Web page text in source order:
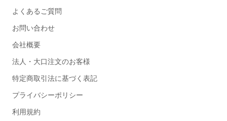
よくあるご質問
お問い合わせ
会社概要
法人・大口注文のお客様
特定商取引法に基づく表記
プライバシーポリシー
利用規約